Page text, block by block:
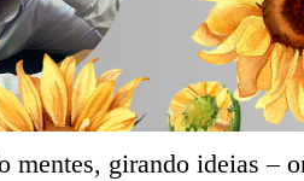
mentes, girando ideias –